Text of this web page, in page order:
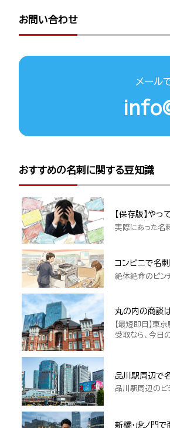
お問い合わせ
メール
おすすめの名刺に関する豆知識
【保存版】や
実際にあった名
コンビニで名
絶体絶命のピン
丸の内の商談
【最短即日】東
受取なら、今日
品川駅周辺で
品川駅周辺のビ
新橋・虎ノ門